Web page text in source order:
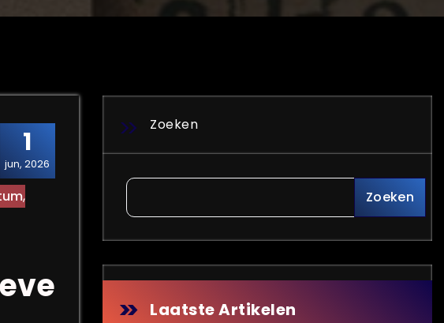
1
jun, 2026
,
Zoeken
Zoeken
Laatste Artikelen